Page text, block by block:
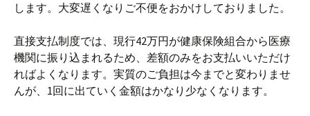
します。大変遅くなりご不便をおかけしておりました。
直接支払制度では、現行42万円が健康保険組合から医療
機関に振り込まれるため、差額のみをお支払いいただけ
ればよくなります。実質のご負担は今までと変わりませ
んが、1回に出ていく金額はかなり少なくなります。